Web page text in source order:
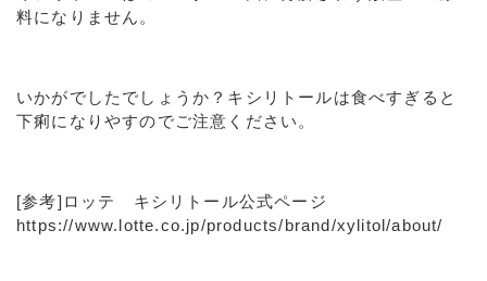
料になりません。
いかがでしたでしょうか？キシリトールは食べすぎると
下痢になりやすのでご注意ください。
[参考]ロッテ キシリトール公式ページ
https://www.lotte.co.jp/products/brand/xylitol/about/